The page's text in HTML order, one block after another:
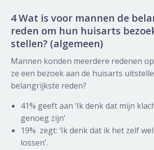
4 Wat is voor mannen de
reden om hun huisarts
stellen? (algemeen)
Mannen konden meerdere redenen
ze een bezoek aan de huisarts
belangrijkste reden?
41% geeft aan ‘Ik denk dat mijn
genoeg zijn’
19% zegt: ‘Ik denk dat ik het zelf
lossen’.